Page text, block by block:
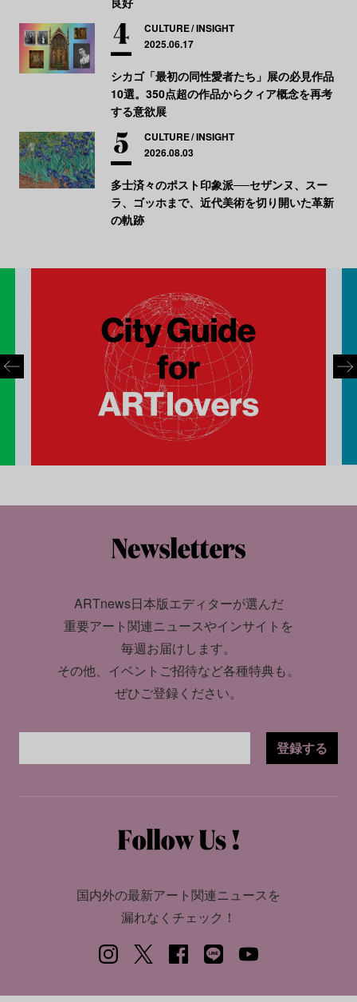
CULTURE INSIGHT
2025.06.17
シカゴ「最初の同性愛者たち」展の必見作品
10選。350点超の作品からクィア概念を再考
する意欲展
CULTURE INSIGHT
2026.08.03
多士済々のポスト印象派──セザンヌ、スー
ラ、ゴッホまで、近代美術を切り開いた革新
の軌跡
ARTnews日本版エディターが選んだ
重要アート関連ニュースやインサイトを
毎週お届けします。
その他、イベントご招待など各種特典も。
ぜひご登録ください。
登録する
国内外の最新アート関連ニュースを
漏れなくチェック！